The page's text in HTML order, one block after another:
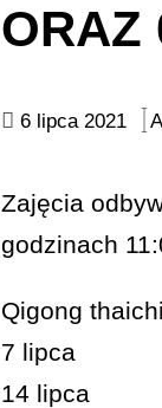
ORAZ
6 lipca 2021
Zajęcia
godzinach
Qigong
7 lipca
14 lipca